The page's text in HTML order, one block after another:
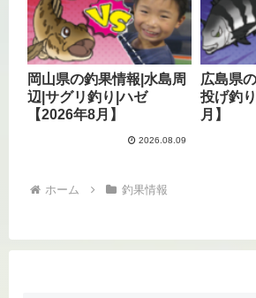
岡山県の釣果情報|水島周
辺|サグリ釣り|ハゼ
【2026年8月】
2026.08.09
広島県
投げ釣
月】
ホーム 釣果情報